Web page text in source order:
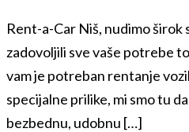
Rent-a-Car Niš, nudimo širok
zadovoljili sve vaše potrebe
vam je potreban rentanje
specijalne prilike, mi smo tu
bezbednu, udobnu […]